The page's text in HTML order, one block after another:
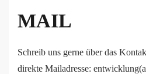
MAIL
Schreib uns gerne über das
direkte Mailadresse: